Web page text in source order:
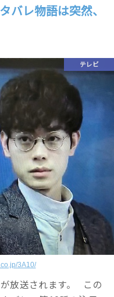
バレ物語は突然、
3A10/
テレビ
放送されます。 この